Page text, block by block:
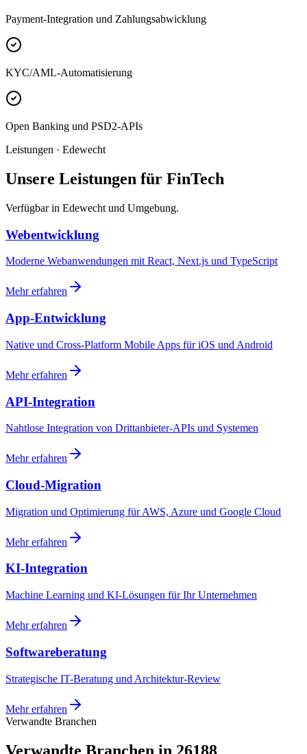
Payment-Integration und Zahlungsabwicklung
KYC/AML-Automatisierung
Open Banking und PSD2-APIs
Leistungen · Edewecht
Unsere Leistungen für FinTech
Verfügbar in Edewecht und Umgebung.
Webentwicklung
Moderne Webanwendungen mit React, Next.js und TypeScript
Mehr erfahren
App-Entwicklung
Native und Cross-Platform Mobile Apps für iOS und Android
Mehr erfahren
API-Integration
Nahtlose Integration von Drittanbieter-APIs und Systemen
Mehr erfahren
Cloud-Migration
Migration und Optimierung für AWS, Azure und Google Cloud
Mehr erfahren
KI-Integration
Machine Learning und KI-Lösungen für Ihr Unternehmen
Mehr erfahren
Softwareberatung
Strategische IT-Beratung und Architektur-Review
Mehr erfahren
Verwandte Branchen
Verwandte Branchen in 26188